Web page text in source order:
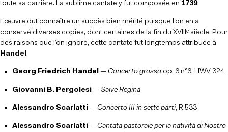
toute sa carrière. La sublime cantate y fut composée en 1739.
L’œuvre dut connaître un succès bien mérité puisque l’on en a
conservé diverses copies, dont certaines de la fin du XVIIIᵉ siècle. Pour
des raisons que l’on ignore, cette cantate fut longtemps attribuée à
Handel .
Georg Friedrich Handel — Concerto grosso op. 6 n°6, HWV 324
Giovanni B. Pergolesi — Salve Regina
Alessandro Scarlatti — Concerto III in sette parti, R.533
Alessandro Scarlatti — Cantata pastorale per la natività di Nostro